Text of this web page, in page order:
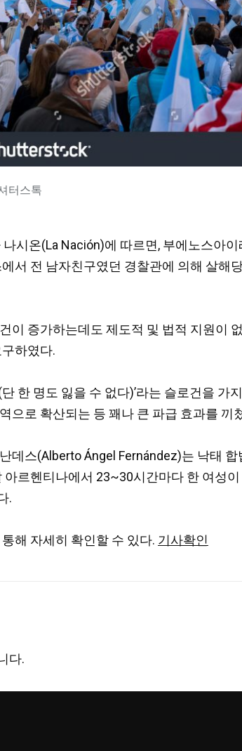
터스톡
시온(La Nación)에 따르면, 부에노스아
서 전 남자친구였던 경찰관에 의해 살해
이 증가하는데도 제도적 및 법적 지원이
하였다.
한 명도 잃을 수 없다)’라는 슬로건을
으로 확산되는 등 꽤나 큰 파급 효과를 끼
데스(Alberto Ángel Fernández)는 낙태
르헨티나에서 23~30시간마다 한 여성
.
해 자세히 확인할 수 있다. 기사확인
다.